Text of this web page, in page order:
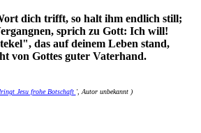
dich trifft, so halt ihm endlich still;
sprich zu Gott: Ich will!
das auf deinem Leben stand,
von Gottes guter Vaterhand.
Jesu frohe Botschaft ', Autor unbekannt )